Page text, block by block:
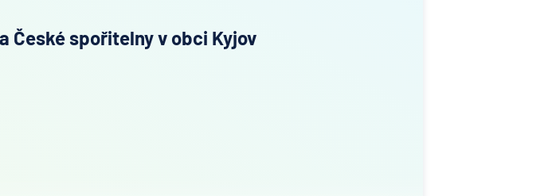
České spořitelny v obci Kyjov